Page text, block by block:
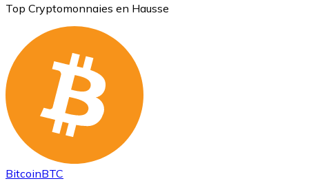
Top Cryptomonnaies en Hausse
BitcoinBTC